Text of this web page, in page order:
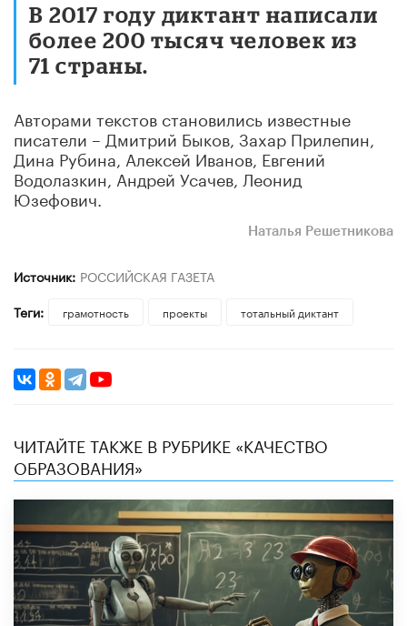
В 2017 году диктант написали
более 200 тысяч человек из
71 страны.
Авторами текстов становились известные
писатели – Дмитрий Быков, Захар Прилепин,
Дина Рубина, Алексей Иванов, Евгений
Водолазкин, Андрей Усачев, Леонид
Юзефович.
Наталья Решетникова
Источник: РОССИЙСКАЯ ГАЗЕТА
Теги:
грамотность проекты тотальный диктант
ЧИТАЙТЕ ТАКЖЕ В РУБРИКЕ «КАЧЕСТВО
ОБРАЗОВАНИЯ»